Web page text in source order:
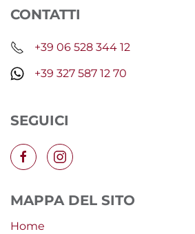
CONTATTI
+39 06 528 344 12
+39 327 587 12 70
SEGUICI
MAPPA DEL SITO
Home